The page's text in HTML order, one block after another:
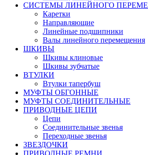
СИСТЕМЫ ЛИНЕЙНОГО
Каретки
Направляющие
Линейные подшипники
Валы линейного перемещения
ШКИВЫ
Шкивы клиновые
Шкивы зубчатые
ВТУЛКИ
Втулки тапербуш
МУФТЫ ОБГОННЫЕ
МУФТЫ СОЕДИНИТЕЛЬНЫЕ
ПРИВОДНЫЕ ЦЕПИ
Цепи
Соединительные звенья
Переходные звенья
ЗВЕЗДОЧКИ